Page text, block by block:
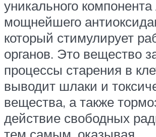
уникального
мощнейшего
который стимулирует
органов. Это вещество
процессы старения в
выводит шлаки и
вещества, а также
действие свободных